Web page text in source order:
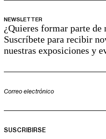
NEWSLETTER
¿Quieres formar parte de
Suscríbete para recibir
nuestras exposiciones y